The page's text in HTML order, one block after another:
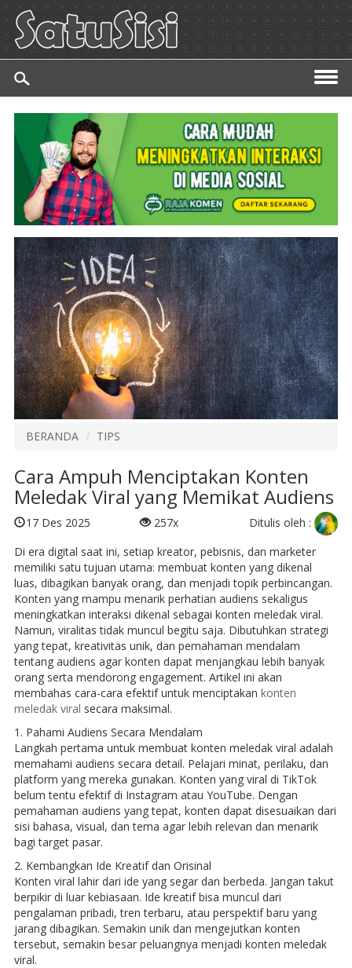
BERANDA TIPS
Cara Ampuh Menciptakan Konten
Meledak Viral yang Memikat Audiens
17 Des 2025 257x
Ditulis oleh :
Di era digital saat ini, setiap kreator, pebisnis, dan marketer
memiliki satu tujuan utama: membuat konten yang dikenal
luas, dibagikan banyak orang, dan menjadi topik perbincangan.
Konten yang mampu menarik perhatian audiens sekaligus
meningkatkan interaksi dikenal sebagai konten meledak viral.
Namun, viralitas tidak muncul begitu saja. Dibutuhkan strategi
yang tepat, kreativitas unik, dan pemahaman mendalam
tentang audiens agar konten dapat menjangkau lebih banyak
orang serta mendorong engagement. Artikel ini akan
membahas cara-cara efektif untuk menciptakan konten
meledak viral secara maksimal.
1. Pahami Audiens Secara Mendalam
Langkah pertama untuk membuat konten meledak viral adalah
memahami audiens secara detail. Pelajari minat, perilaku, dan
platform yang mereka gunakan. Konten yang viral di TikTok
belum tentu efektif di Instagram atau YouTube. Dengan
pemahaman audiens yang tepat, konten dapat disesuaikan dari
sisi bahasa, visual, dan tema agar lebih relevan dan menarik
bagi target pasar.
2. Kembangkan Ide Kreatif dan Orisinal
Konten viral lahir dari ide yang segar dan berbeda. Jangan takut
berpikir di luar kebiasaan. Ide kreatif bisa muncul dari
pengalaman pribadi, tren terbaru, atau perspektif baru yang
jarang dibagikan. Semakin unik dan mengejutkan konten
tersebut, semakin besar peluangnya menjadi konten meledak
viral.